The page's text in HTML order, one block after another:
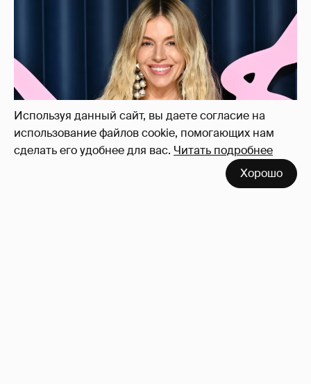
Используя данный сайт, вы даете согласие на
использование файлов cookie, помогающих нам
сделать его удобнее для вас. Читать подробнее
Хорошо
Сиенна Миллер раскрыла пол третьего
ребёнка и показала редкие фото с детьми